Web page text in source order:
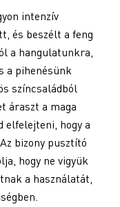
intenzív
és beszélt a feng
a hangulatunkra,
a pihenésünk
színcsaládból
áraszt a maga
elfelejteni, hogy a
bizony pusztító
hogy ne vigyük
a használatát,